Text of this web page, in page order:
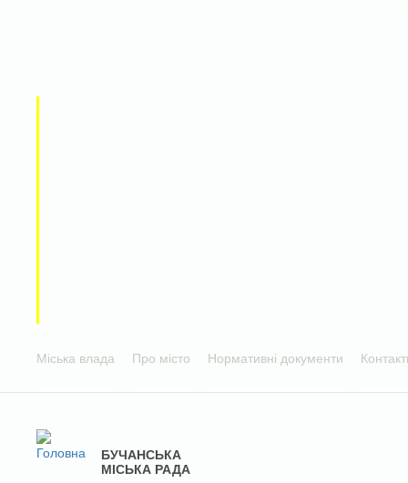
Міська влада Про місто Нормативні документи
БУЧАНСЬКА
МІСЬКА РАДА